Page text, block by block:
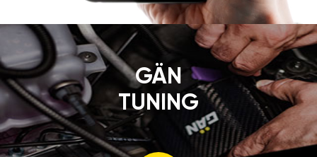
GÄN
TUNING